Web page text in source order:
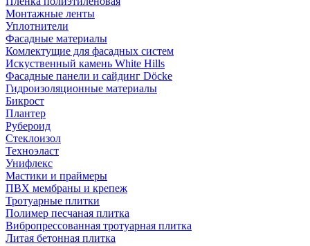
Монтажные ленты
Уплотнители
Фасадные материалы
Комлектущие для фасадных систем
Искуственный камень White Hills
Фасадные панели и сайдинг Döcke
Гидроизоляционные материалы
Бикрост
Плантер
Рубероид
Стеклоизол
Техноэласт
Унифлекс
Мастики и праймеры
ПВХ мембраны и крепеж
Тротуарные плитки
Полимер песчаная плитка
Вибропрессованная тротуарная плитка
Литая бетонная плитка